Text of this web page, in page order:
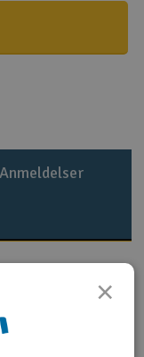
Anmeldelser
×